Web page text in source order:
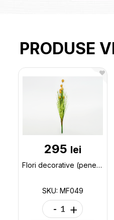
PRODUSE
295 lei
Flori decorative (pene galben/bej/verde) MF049
SKU: MF049
- +